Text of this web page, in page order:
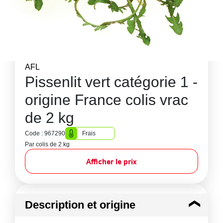
AFL
Pissenlit vert catégorie 1 -
origine France colis vrac
de 2 kg
Code : 967290
Frais
Par colis de 2 kg
Afficher le prix
Description et origine